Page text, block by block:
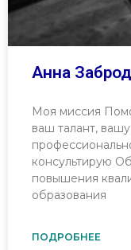
Анна
Моя миссия
ваш талант, вашу
консультирую
повышения
образования
ПОДРОБНЕЕ